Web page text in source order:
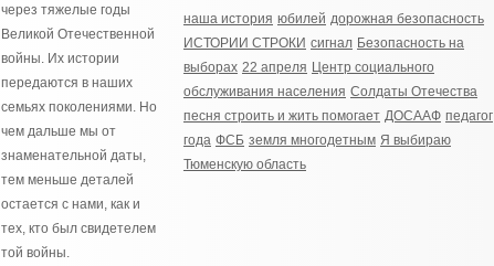
через тяжелые годы
Великой Отечественной
войны. Их истории
передаются в наших
семьях поколениями. Но
чем дальше мы от
знаменательной даты,
тем меньше деталей
остается с нами, как и
тех, кто был свидетелем
той войны.
наша история юбилей дорожная безопасность
ИСТОРИИ СТРОКИ сигнал Безопасность на
выборах 22 апреля Центр социального
обслуживания населения Солдаты Отечества
песня строить и жить помогает ДОСААФ педагог
года ФСБ земля многодетным Я выбираю
Тюменскую область